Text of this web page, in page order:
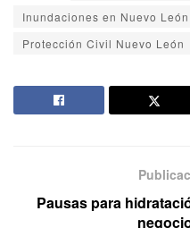
Inundaciones en Nuevo León
Protección Civil Nuevo León
Pausas para